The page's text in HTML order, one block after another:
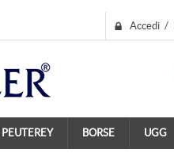
Accedi /
PEUTEREY BORSE UGG